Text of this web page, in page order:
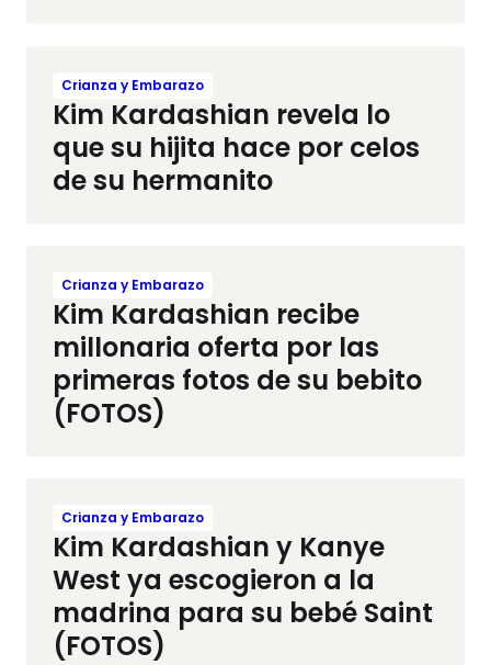
Crianza y Embarazo
Kim Kardashian revela lo
que su hijita hace por celos
de su hermanito
Crianza y Embarazo
Kim Kardashian recibe
millonaria oferta por las
primeras fotos de su bebito
(FOTOS)
Crianza y Embarazo
Kim Kardashian y Kanye
West ya escogieron a la
madrina para su bebé Saint
(FOTOS)